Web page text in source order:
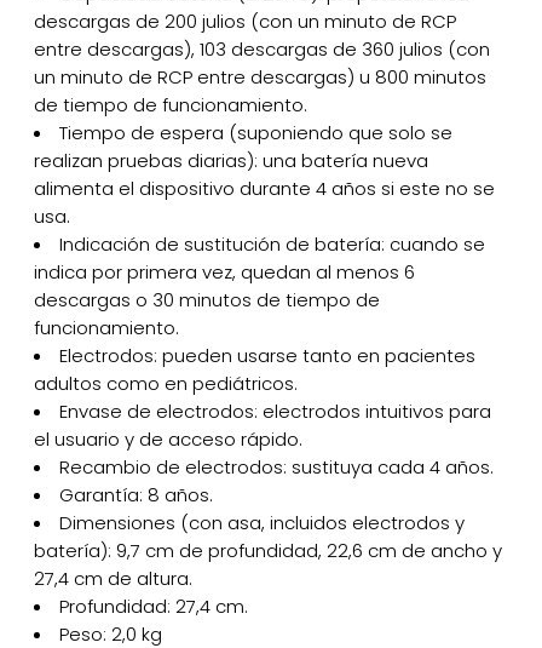
descargas de 200 julios (con un minuto de RCP
entre descargas), 103 descargas de 360 julios (con
un minuto de RCP entre descargas) u 800 minutos
de tiempo de funcionamiento.
Tiempo de espera (suponiendo que solo se
realizan pruebas diarias): una batería nueva
alimenta el dispositivo durante 4 años si este no se
usa.
Indicación de sustitución de batería: cuando se
indica por primera vez, quedan al menos 6
descargas o 30 minutos de tiempo de
funcionamiento.
Electrodos: pueden usarse tanto en pacientes
adultos como en pediátricos.
Envase de electrodos: electrodos intuitivos para
el usuario y de acceso rápido.
Recambio de electrodos: sustituya cada 4 años.
Garantía: 8 años.
Dimensiones (con asa, incluidos electrodos y
batería): 9,7 cm de profundidad, 22,6 cm de ancho y
27,4 cm de altura.
Profundidad: 27,4 cm.
Peso: 2,0 kg